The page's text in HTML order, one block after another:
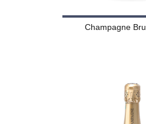
Champagne